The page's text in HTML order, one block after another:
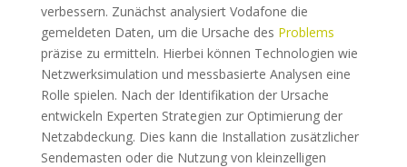
verbessern. Zunächst analysiert Vodafone die
gemeldeten Daten, um die Ursache des Problems
präzise zu ermitteln. Hierbei können Technologien wie
Netzwerksimulation und messbasierte Analysen eine
Rolle spielen. Nach der Identifikation der Ursache
entwickeln Experten Strategien zur Optimierung der
Netzabdeckung. Dies kann die Installation zusätzlicher
Sendemasten oder die Nutzung von kleinzelligen